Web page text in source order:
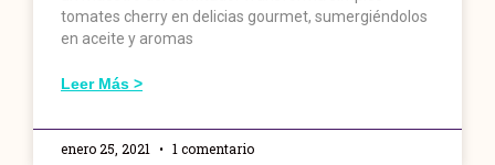
tomates cherry en delicias gourmet, sumergiéndolos
en aceite y aromas
Leer Más >
enero 25, 2021 1 comentario